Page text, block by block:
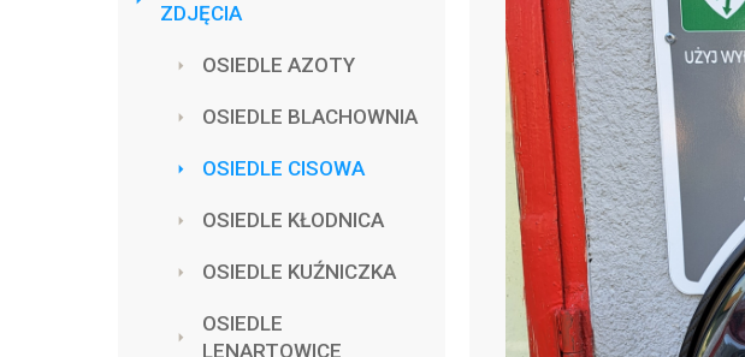
ZDJĘCIA
OSIEDLE AZOTY
OSIEDLE BLACHOWNIA
OSIEDLE CISOWA
OSIEDLE KŁODNICA
OSIEDLE KUŹNICZKA
OSIEDLE
LENARTOWICE